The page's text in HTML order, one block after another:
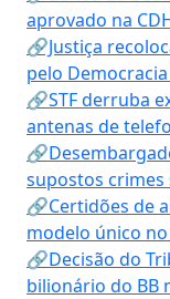
aprovado na
🔗Justiça
pelo
🔗STF derruba
antenas de
supostos crimes
🔗Certidões de
modelo único
🔗Decisão do
bilionário do BB